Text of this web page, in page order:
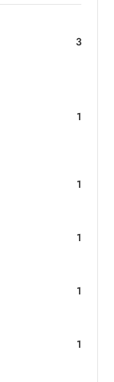
3
1
1
1
1
1